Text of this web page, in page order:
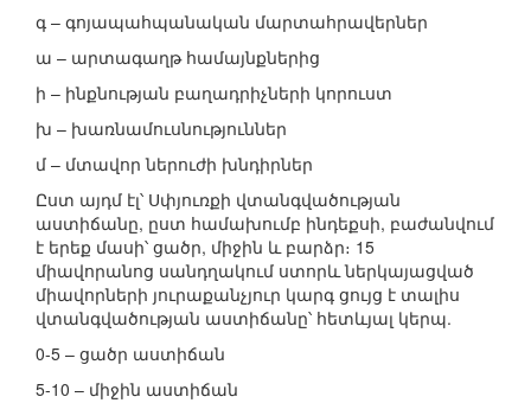
գ – գոյապահպանական մարտահրավերներ
ա – արտագաղթ համայնքներից
ի – ինքնության բաղադրիչների կորուստ
խ – խառնամուսնություններ
մ – մտավոր ներուժի խնդիրներ
Ըստ այդմ էլ՝ Սփյուռքի վտանգվածության
աստիճանը, ըստ համախումբ ինդեքսի, բաժանվում
է երեք մասի՝ ցածր, միջին և բարձր։ 15
միավորանոց սանդղակում ստորև ներկայացված
միավորների յուրաքանչյուր կարգ ցույց է տալիս
վտանգվածության աստիճանը՝ հետևյալ կերպ.
0-5 – ցածր աստիճան
5-10 – միջին աստիճան